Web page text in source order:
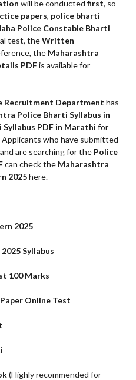
will be conducted first, so
papers, police bharti
Police Constable Bharti
test, theWritten
the Maharashtra
PDFis available for
Recruitment Department has
Police Bharti Syllabus in
PDF in Marathi for
Applicants who have submitted
and are searching for the Police
can check the Maharashtra
2025here.
2025
Syllabus
100 Marks
Online Test
(Highly recommended for